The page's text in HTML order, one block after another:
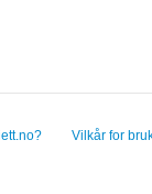
Vilkår for